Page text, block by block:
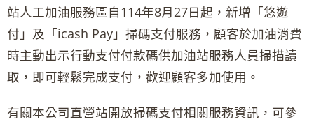
站人工加油服務區自114年8月27日起，新增「悠遊
付」及「icash Pay」掃碼支付服務，顧客於加油消費
時主動出示行動支付付款碼供加油站服務人員掃描讀
取，即可輕鬆完成支付，歡迎顧客多加使用。
有關本公司直營站開放掃碼支付相關服務資訊，可參